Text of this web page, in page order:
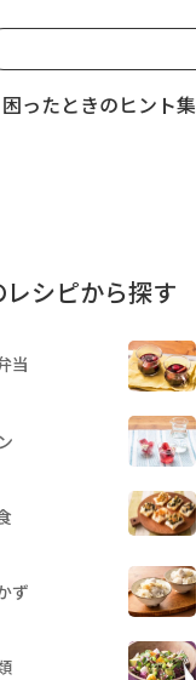
困ったときのヒント集
レシピから探す
当
ず